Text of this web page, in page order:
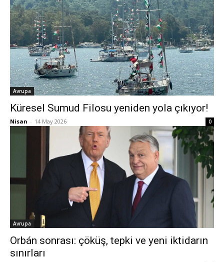
Avrupa
Küresel Sumud Filosu yeniden yola çıkıyor!
Nisan - 14 May 2026 0
Avrupa
Orbán sonrası: çöküş, tepki ve yeni iktidarın
sınırları